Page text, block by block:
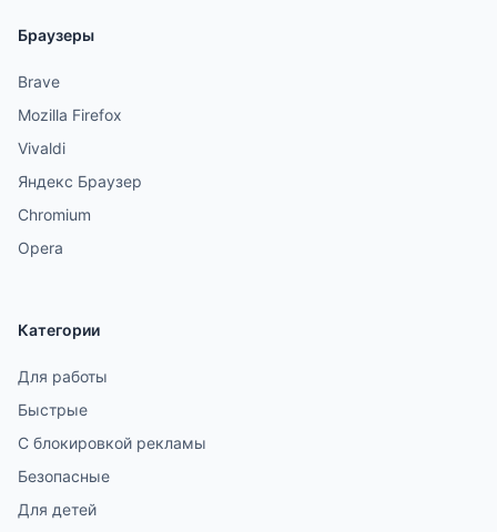
Браузеры
Brave
Mozilla Firefox
Vivaldi
Яндекс Браузер
Chromium
Opera
Категории
Для работы
Быстрые
С блокировкой рекламы
Безопасные
Для детей